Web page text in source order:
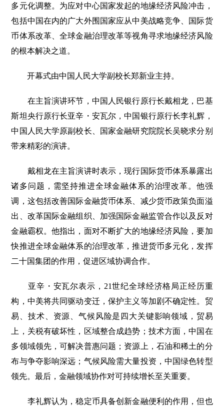
多元化调整。为应对中心国家发起的地缘经济风险冲击，
包括中国在内的广大外围国家应从中美战略竞争、国际货
币体系改革、全球金融治理改革等视角寻求地缘经济风险
的根本解决之道。
开幕式由中国人民大学副校长郑新业主持。
在主旨演讲环节，中国人民银行原行长戴相龙，巴基
斯坦央行原行长亚辛・安瓦尔，中国银行原行长李礼辉，
中国人民大学原副校长、国家金融研究院院长吴晓求分别
带来精彩的演讲。
戴相龙在主旨演讲时表示，现行国际货币体系暴露出
诸多问题，需坚持推进全球金融体系的治理改革。他强
调，这包括改善国际金融货币体系、减少货币政策负面溢
出、改革国际金融组织、加强国际金融监管合作以及反对
金融霸权。他指出，面对不断扩大的地缘经济风险，要加
快推进全球金融体系的治理改革，推进货币多元化，发挥
二十国集团的作用，促进区域协调合作。
亚辛・安瓦尔表示，21世纪全球经济格局正经历重
构，中美将共同驱动变迁，保护主义等加剧不确定性。贸
易、技术、资源、气候风险是四大关键影响领域，贸易
上，关税有破坏性，区域整合成趋势；技术方面，中国在
多领域领先，可解决普惠问题；资源上，石油和稀土的分
布与争夺影响深远；气候风险需大量投资，中国绿色转型
领先。最后，金融领域协作对可持续增长至关重要。
李礼辉认为，稳定币具备创新金融便利的作用，但也